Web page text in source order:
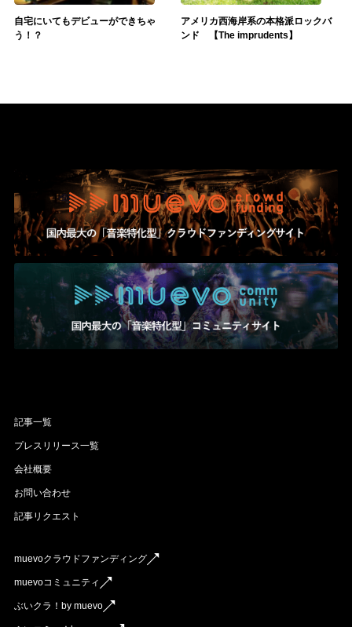
自宅にいてもデビューができちゃ
う！？
アメリカ西海岸系の本格派ロックバ
ンド 【The imprudents】
記事一覧
プレスリリース一覧
会社概要
お問い合わせ
記事リクエスト
muevoクラウドファンディング
muevoコミュニティ
ぶいクラ！by muevo